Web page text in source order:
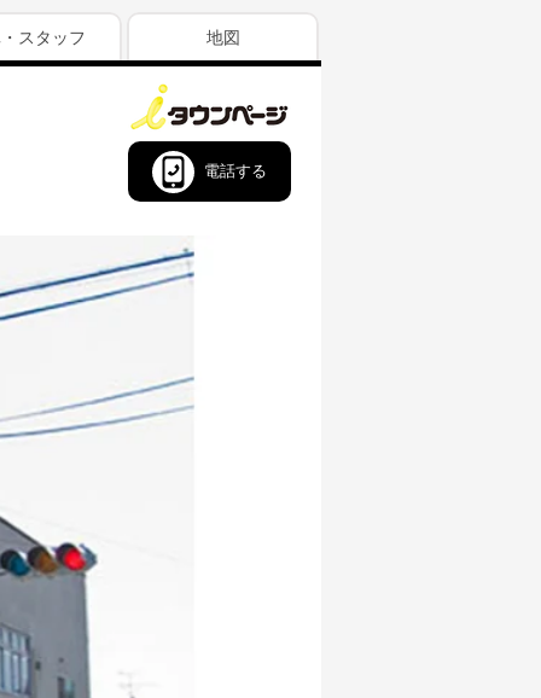
スタッフ 地図
電話する